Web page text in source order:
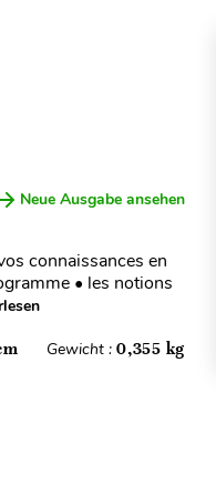
Neue Ausgabe ansehen
connaissances en
• les notions
Gewicht :0,355 kg